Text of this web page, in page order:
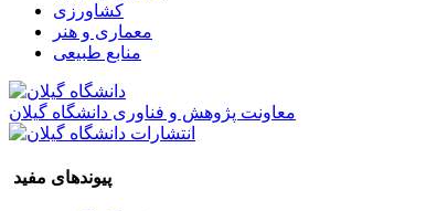
کشاورزی
معماری و هنر
منابع طبیعی
معاونت پژوهش و فناوری دانشگاه گیلان
پیوندهای مفید